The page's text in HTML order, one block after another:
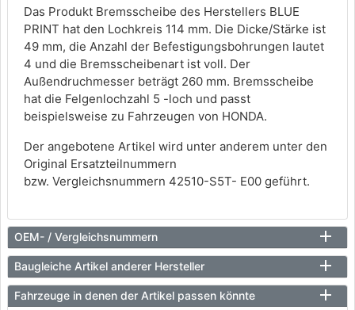
Das Produkt Bremsscheibe des Herstellers BLUE
PRINT hat den Lochkreis 114 mm. Die Dicke/Stärke ist
49 mm, die Anzahl der Befestigungsbohrungen lautet
4 und die Bremsscheibenart ist voll. Der
Außendruchmesser beträgt 260 mm. Bremsscheibe
hat die Felgenlochzahl 5 -loch und passt
beispielsweise zu Fahrzeugen von HONDA.
Der angebotene Artikel wird unter anderem unter den
Original Ersatzteilnummern
bzw. Vergleichsnummern 42510-S5T- E00 geführt.
OEM- / Vergleichsnummern
Baugleiche Artikel anderer Hersteller
Fahrzeuge in denen der Artikel passen könnte